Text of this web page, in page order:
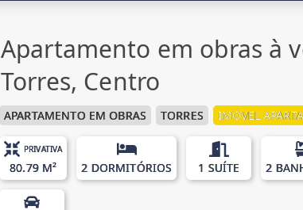
Apartamento em obras à
Torres, Centro
APARTAMENTO EM OBRAS TORRES IMÓVEL
PRIVATIVA
80.79 M² 2 DORMITÓRIOS 1 SUÍTE 2